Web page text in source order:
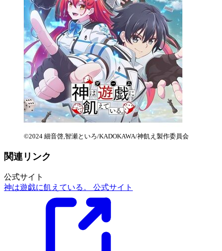
©2024 細音啓,智瀬といろ/KADOKAWA/神飢え製作委員会
関連リンク
公式サイト
神は遊戯に飢えている。 公式サイト